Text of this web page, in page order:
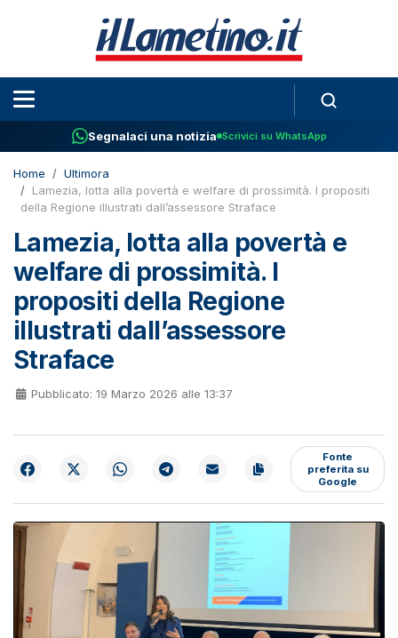
Segnalaci una notizia Scrivici su WhatsApp
Home
Ultimora
Lamezia, lotta alla povertà e welfare di prossimità. I propositi
della Regione illustrati dall’assessore Straface
Lamezia, lotta alla povertà e
welfare di prossimità. I
propositi della Regione
illustrati dall’assessore
Straface
Pubblicato: 19 Marzo 2026 alle 13:37
Fonte
preferita su
Google